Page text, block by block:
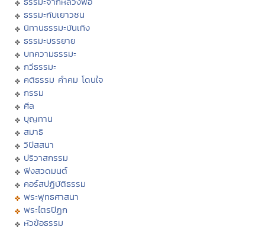
ธรรมะกับเยาวชน
นิทานธรรมะบันเทิง
ธรรมะบรรยาย
บทความธรรมะ
กวีธรรมะ
คติธรรม คำคม โดนใจ
กรรม
ศีล
บุญทาน
สมาธิ
วิปัสสนา
ปริวาสกรรม
ฟังสวดมนต์
คอร์สปฏิบัติธรรม
พระพุทธศาสนา
พระไตรปิฏก
หัวข้อธรรม